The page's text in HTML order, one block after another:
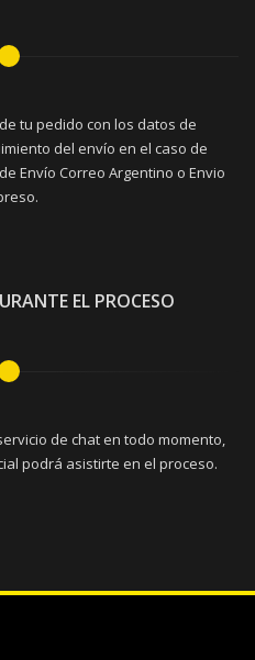
tu pedido con los datos de
del envío en el caso de
Envío Correo Argentino o Envio
EL PROCESO
de chat en todo momento,
podrá asistirte en el proceso.